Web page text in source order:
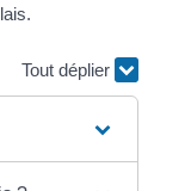
Tout déplier